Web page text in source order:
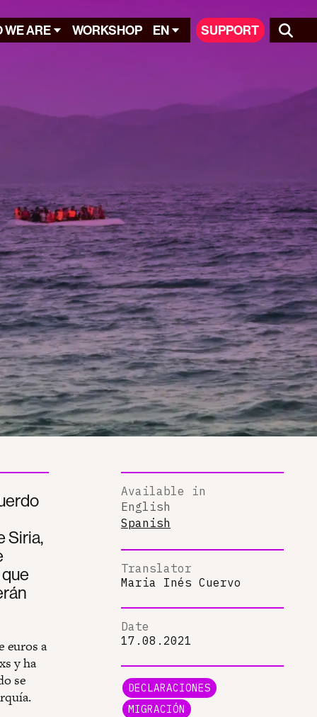
WE ARE WORKSHOP EN SUPPORT
Siria,
euros a
y ha
se
Available in
English
Spanish
Translator
Maria Inés Cuervo
Date
17.08.2021
DECLARACIONES
MIGRACIÓN